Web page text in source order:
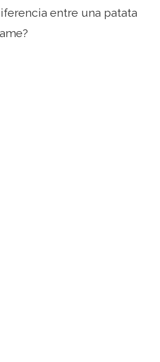
entre una patata